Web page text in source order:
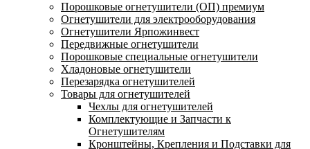
Порошковые огнетушители (ОП) премиум
Огнетушители для электрооборудования
Огнетушители Ярпожинвест
Передвижные огнетушители
Порошковые специальные огнетушители
Хладоновые огнетушители
Перезарядка огнетушителей
Товары для огнетушителей
Чехлы для огнетушителей
Комплектующие и Запчасти к
Огнетушителям
Кронштейны, Крепления и Подставки для